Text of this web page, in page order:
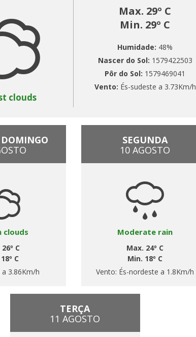
clouds
Max. 29º C
Min. 29º C
Humidade: 48%
Nascer do Sol: 1579422503
Pôr do Sol: 1579469041
Vento: És-sudeste a 3.73Km/h
clouds
C
C
a 3.86Km/h
SEGUNDA
10 AGOSTO
Moderate rain
Max. 24º C
Min. 18º C
Vento: És-nordeste a 1.8Km/h
TERÇA
11 AGOSTO